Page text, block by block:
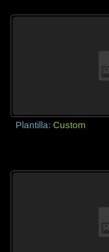
Plantilla: Custom